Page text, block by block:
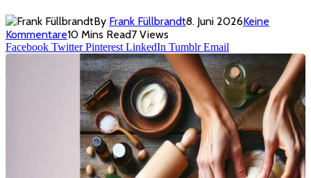
By Frank Füllbrandt8. Juni 2026Keine
Kommentare10 Mins Read7 Views
Facebook Twitter Pinterest LinkedIn Tumblr Email